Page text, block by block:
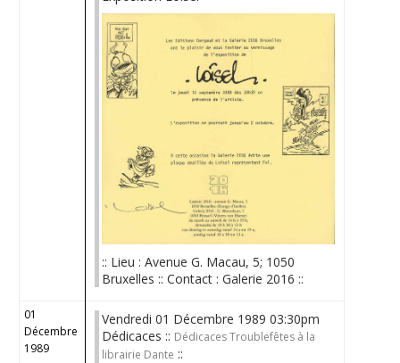
:: Lieu : Avenue G. Macau, 5; 1050
Bruxelles :: Contact : Galerie 2016 ::
01
Décembre
1989
Vendredi 01 Décembre 1989 03:30pm
Dédicaces :: Dédicaces Troublefêtes à la
librairie Dante ::